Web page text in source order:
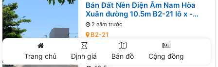
Bán Đất Nền Điện Âm Nam Hòa
Xuân đường 10.5m B2-21 lô x -
Đường thông, Gần đường Minh
Mạng, Gần đường Nguyễn Phước
Lan
2 năm trước
B2-21
102.5m2
Tây bắc
Trang chủ Định giá Bản đồ Cộng đồng